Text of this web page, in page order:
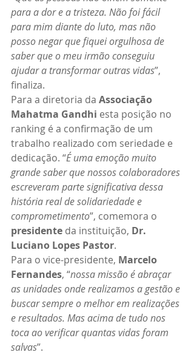
para a dor e a tristeza. Não foi fácil
para mim diante do luto, mas não
posso negar que fiquei orgulhosa de
saber que o meu irmão conseguiu
ajudar a transformar outras vidas”,
finaliza.
Para a diretoria da Associação
Mahatma Gandhi esta posição no
ranking é a confirmação de um
trabalho realizado com seriedade e
dedicação. “É uma emoção muito
grande saber que nossos colaboradores
escreveram parte significativa dessa
história real de solidariedade e
comprometimento”, comemora o
presidente da instituição, Dr.
Luciano Lopes Pastor.
Para o vice-presidente, Marcelo
Fernandes, “nossa missão é abraçar
as unidades onde realizamos a gestão e
buscar sempre o melhor em realizações
e resultados. Mas acima de tudo nos
toca ao verificar quantas vidas foram
salvas”.